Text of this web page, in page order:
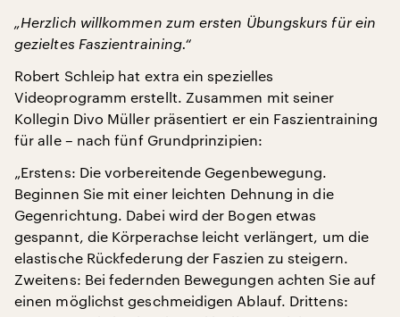
„Herzlich willkommen zum ersten Übungskurs für ein
gezieltes Faszientraining.“
Robert Schleip hat extra ein spezielles
Videoprogramm erstellt. Zusammen mit seiner
Kollegin Divo Müller präsentiert er ein Faszientraining
für alle – nach fünf Grundprinzipien:
„Erstens: Die vorbereitende Gegenbewegung.
Beginnen Sie mit einer leichten Dehnung in die
Gegenrichtung. Dabei wird der Bogen etwas
gespannt, die Körperachse leicht verlängert, um die
elastische Rückfederung der Faszien zu steigern.
Zweitens: Bei federnden Bewegungen achten Sie auf
einen möglichst geschmeidigen Ablauf. Drittens: